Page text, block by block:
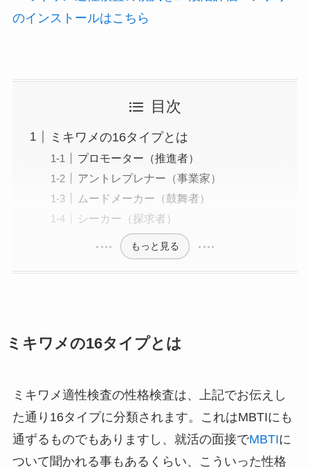
のインストールはこちら
目次
ミキワメの16タイプとは
プロモーター（推進者）
アントレプレナー（事業家）
ムードメーカー（鼓舞者）
シーカー（探求者）
もっと見る
ミキワメの16タイプとは
ミキワメ適性検査の性格検査は、上記でお伝えし
た通り16タイプに分類されます。これはMBTIにも
通ずるものでもありますし、就活の面接でMBTIに
ついて聞かれる事もあるくらい、こういった性格